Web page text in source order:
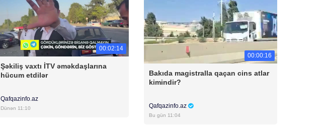
00:02:14
Şəkiliş vaxtı İTV əməkdaşlarına
hücum etdilər
Qafqazinfo.az
Dünən 11:10
00:00:16
Bakıda magistralla qaçan cins atlar
kimindir?
Qafqazinfo.az
Bu gün 11:04